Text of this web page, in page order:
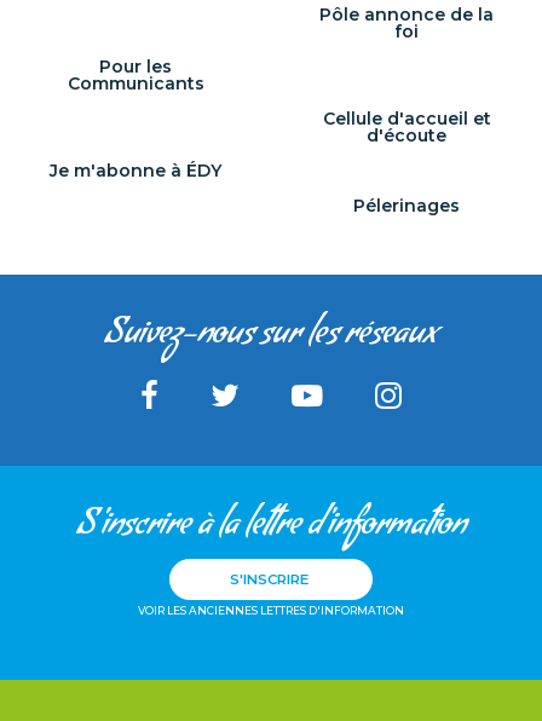
Pôle annonce de la
foi
Pour les
Communicants
Cellule d'accueil et
d'écoute
Je m'abonne à ÉDY
Pélerinages
Suivez-nous sur les réseaux
S'inscrire à la lettre d'information
S'INSCRIRE
VOIR LES ANCIENNES LETTRES D'INFORMATION